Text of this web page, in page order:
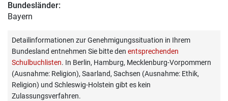
Bundesländer:
Bayern
Detailinformationen zur Genehmigungssituation in Ihrem
Bundesland entnehmen Sie bitte den entsprechenden
Schulbuchlisten. In Berlin, Hamburg, Mecklenburg-Vorpommern
(Ausnahme: Religion), Saarland, Sachsen (Ausnahme: Ethik,
Religion) und Schleswig-Holstein gibt es kein
Zulassungsverfahren.